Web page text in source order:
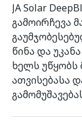
JA Solar
გამოირჩევა
წინა და
ხელს უწყობს
ათვისებასა